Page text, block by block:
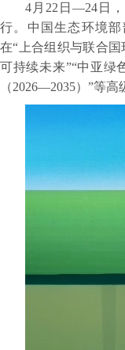
4月22日—24日
行。中国生态环境
在“上合组织与联合
可持续未来”“中亚
（2026—2035）”等高